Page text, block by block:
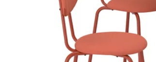
Image zoomed out, normal view